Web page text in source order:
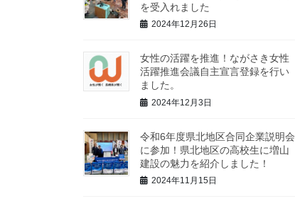
を受入れました
2024年12月26日
女性の活躍を推進！ながさき女性
活躍推進会議自主宣言登録を行い
ました。
2024年12月3日
令和6年度県北地区合同企業説明会
に参加！県北地区の高校生に増山
建設の魅力を紹介しました！
2024年11月15日